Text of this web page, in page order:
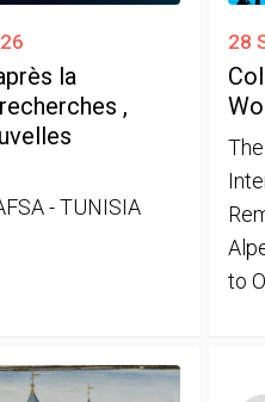
la
,
- TUNISIA
28
to